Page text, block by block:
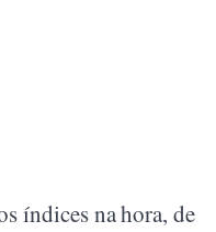
índices na hora, de